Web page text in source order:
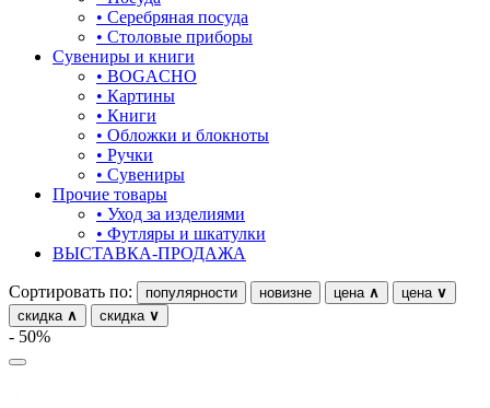
20
20.5
под гравировку
подкова
предметы
прямоугольник
птицы
ремни
ромб
• Серебряная посуда
• Столовые приборы
Сувениры и книги
• BOGACHO
• Картины
• Книги
• Обложки и блокноты
• Ручки
• Сувениры
Прочие товары
• Уход за изделиями
• Футляры и шкатулки
ВЫСТАВКА-ПРОДАЖА
Сортировать по: популярности новизне цена ∧ цена ∨
скидка ∧ скидка ∨
- 50%